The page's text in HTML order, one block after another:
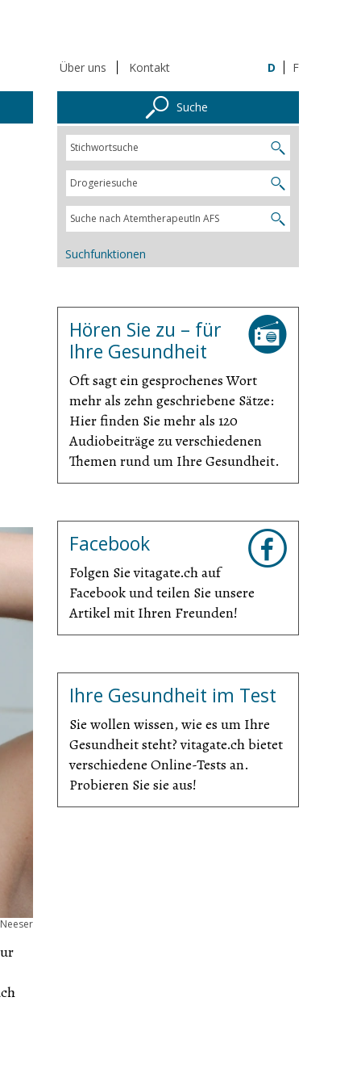
Über uns Kontakt D F
Suche
Suchfunktionen
Hören Sie zu – für
Ihre Gesundheit
Oft sagt ein gesprochenes Wort
mehr als zehn geschriebene Sätze:
Hier finden Sie mehr als 120
Audiobeiträge zu verschiedenen
Themen rund um Ihre Gesundheit.
Facebook
Folgen Sie vitagate.ch auf
Facebook und teilen Sie unsere
Artikel mit Ihren Freunden!
Ihre Gesundheit im Test
Sie wollen wissen, wie es um Ihre
Gesundheit steht? vitagate.ch bietet
verschiedene Online-Tests an.
Probieren Sie sie aus!